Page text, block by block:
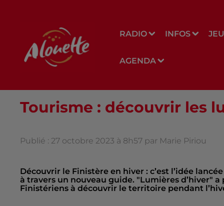
RADIO INFOS
AGENDA
Tourisme : découvrir les
Publié : 27 octobre 2023 à 8h57 par Marie Piriou
Découvrir le Finistère en hiver : c’est l’idée
à travers un nouveau guide. "Lumières d’hiver"
Finistériens à découvrir le territoire pendant